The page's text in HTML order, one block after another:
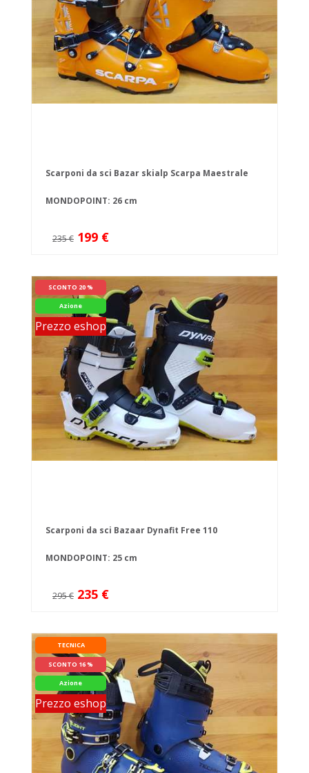
Scarponi da sci Bazar skialp Scarpa Maestrale
MONDOPOINT: 26 cm
235 € 199 €
SCONTO 20 %
Azione
Prezzo eshop
Scarponi da sci Bazaar Dynafit Free 110
MONDOPOINT: 25 cm
295 € 235 €
TECNICA
SCONTO 16 %
Azione
Prezzo eshop